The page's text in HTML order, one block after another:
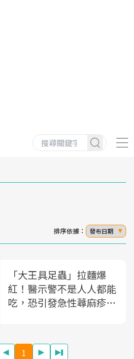
排序依據： 發布日期
「大王具足蟲」拉麵爆
紅！醫示警不是人人都能
吃，恐引發急性蕁麻疹，
1